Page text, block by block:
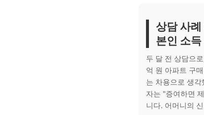
상담 사
본인 소
두 달 전 상담으
억 원 아파트 구
는 차용으로 생
자는 "증여하면
니다. 어머니의